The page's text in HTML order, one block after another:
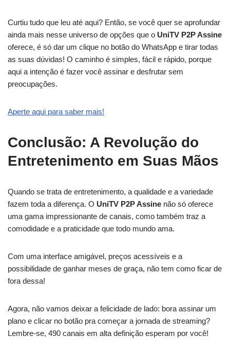
Curtiu tudo que leu até aqui? Então, se você quer se aprofundar
ainda mais nesse universo de opções que o UniTV P2P Assine
oferece, é só dar um clique no botão do WhatsApp e tirar todas
as suas dúvidas! O caminho é simples, fácil e rápido, porque
aqui a intenção é fazer você assinar e desfrutar sem
preocupações.
Aperte aqui para saber mais!
Conclusão: A Revolução do
Entretenimento em Suas Mãos
Quando se trata de entretenimento, a qualidade e a variedade
fazem toda a diferença. O UniTV P2P Assine não só oferece
uma gama impressionante de canais, como também traz a
comodidade e a praticidade que todo mundo ama.
Com uma interface amigável, preços acessíveis e a
possibilidade de ganhar meses de graça, não tem como ficar de
fora dessa!
Agora, não vamos deixar a felicidade de lado: bora assinar um
plano e clicar no botão pra começar a jornada de streaming?
Lembre-se, 490 canais em alta definição esperam por você!